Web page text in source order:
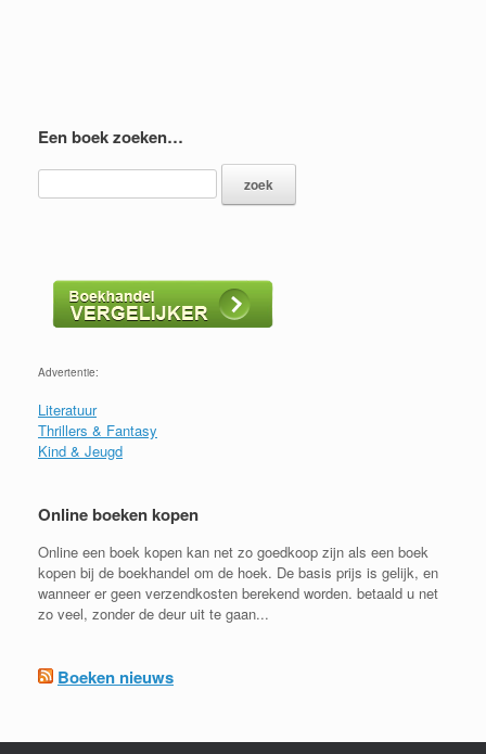
Een boek zoeken…
Advertentie:
Literatuur
Thrillers & Fantasy
Kind & Jeugd
Online boeken kopen
Online een boek kopen kan net zo goedkoop zijn als een boek
kopen bij de boekhandel om de hoek. De basis prijs is gelijk, en
wanneer er geen verzendkosten berekend worden. betaald u net
zo veel, zonder de deur uit te gaan...
Boeken nieuws